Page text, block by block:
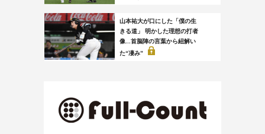
山本祐大が口にした「僕の生
きる道」 明かした理想の打者
像...首脳陣の言葉から紐解い
た“凄み”